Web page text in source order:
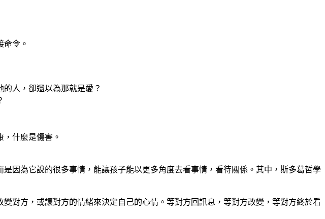
令。
人，卻還以為那就是愛？
什麼是傷害。
因為它說的很多事情，能讓孩子能以更多角度去看事情，看待關係。其中，斯多葛哲學
對方，或讓對方的情緒來決定自己的心情。等對方回訊息，等對方改變，等對方終於看